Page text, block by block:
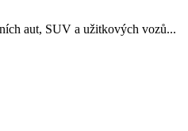
aut, SUV a užitkových vozů...